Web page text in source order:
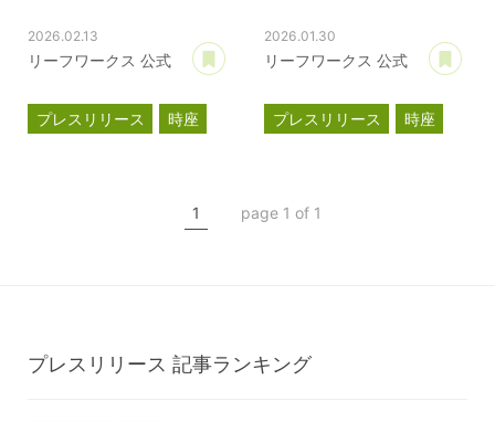
2026.02.13
リーフワークス 公式
あとで読む
プレスリリース
時座
クラウドファンディング
2026.01.30
リーフワークス 公式
プレスリリース
時座
1
page 1 of 1
プレスリリース 記事ランキング